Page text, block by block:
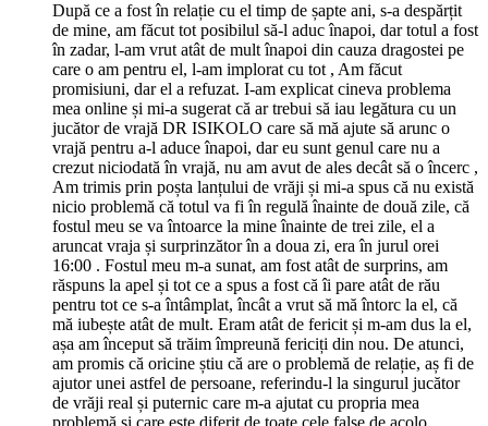
După ce a fost în relație cu el timp de șapte ani, s-a despărțit
de mine, am făcut tot posibilul să-l aduc înapoi, dar totul a fost
în zadar, l-am vrut atât de mult înapoi din cauza dragostei pe
care o am pentru el, l-am implorat cu tot , Am făcut
promisiuni, dar el a refuzat. I-am explicat cineva problema
mea online și mi-a sugerat că ar trebui să iau legătura cu un
jucător de vrajă DR ISIKOLO care să mă ajute să arunc o
vrajă pentru a-l aduce înapoi, dar eu sunt genul care nu a
crezut niciodată în vrajă, nu am avut de ales decât să o încerc ,
Am trimis prin poșta lanțului de vrăji și mi-a spus că nu există
nicio problemă că totul va fi în regulă înainte de două zile, că
fostul meu se va întoarce la mine înainte de trei zile, el a
aruncat vraja și surprinzător în a doua zi, era în jurul orei
16:00 . Fostul meu m-a sunat, am fost atât de surprins, am
răspuns la apel și tot ce a spus a fost că îi pare atât de rău
pentru tot ce s-a întâmplat, încât a vrut să mă întorc la el, că
mă iubește atât de mult. Eram atât de fericit și m-am dus la el,
așa am început să trăim împreună fericiți din nou. De atunci,
am promis că oricine știu că are o problemă de relație, aș fi de
ajutor unei astfel de persoane, referindu-l la singurul jucător
de vrăji real și puternic care m-a ajutat cu propria mea
problemă și care este diferit de toate cele false de acolo.